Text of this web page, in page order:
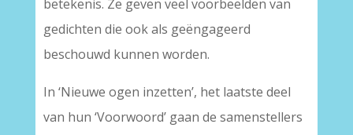
betekenis. Ze geven veel voorbeelden van
gedichten die ook als geëngageerd
beschouwd kunnen worden.
In ‘Nieuwe ogen inzetten’, het laatste deel
van hun ‘Voorwoord’ gaan de samenstellers